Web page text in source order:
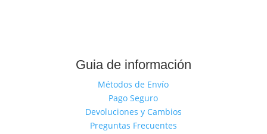
Guia de información
Métodos de Envío
Pago Seguro
Devoluciones y Cambios
Preguntas Frecuentes